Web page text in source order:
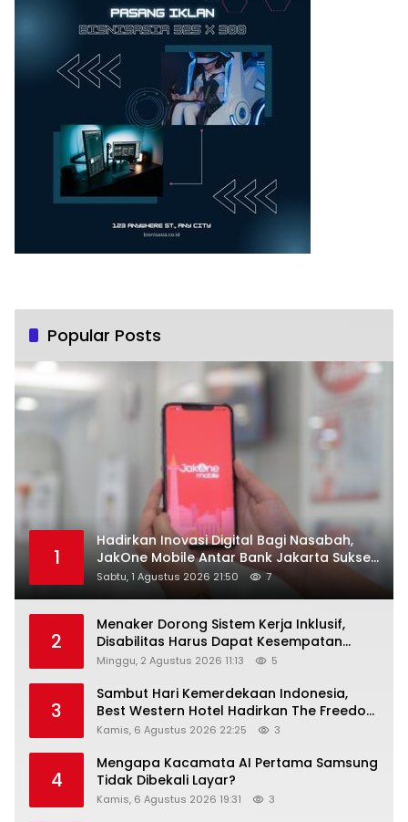
Popular Posts
1
Hadirkan Inovasi Digital Bagi Nasabah,
JakOne Mobile Antar Bank Jakarta Sukses
Raih Digital Excellence Awards 2026
Sabtu, 1 Agustus 2026 21:50 7
2
Menaker Dorong Sistem Kerja Inklusif,
Disabilitas Harus Dapat Kesempatan
Setara
Minggu, 2 Agustus 2026 11:13 5
3
Sambut Hari Kemerdekaan Indonesia,
Best Western Hotel Hadirkan The Freedom
Stay Diskon Hingga 45%
Kamis, 6 Agustus 2026 22:25 3
4
Mengapa Kacamata AI Pertama Samsung
Tidak Dibekali Layar?
Kamis, 6 Agustus 2026 19:31 3